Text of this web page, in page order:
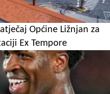
Općine Ližnjan za
Ex Tempore